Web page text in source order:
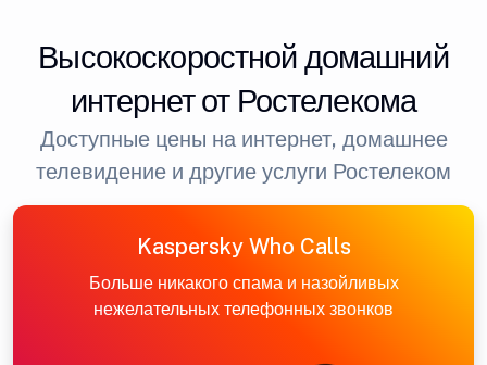
Высокоскоростной домашний
интернет от Ростелекома
Доступные цены на интернет, домашнее
телевидение и другие услуги Ростелеком
Kaspersky Who Calls
Больше никакого спама и назойливых
нежелательных телефонных звонков